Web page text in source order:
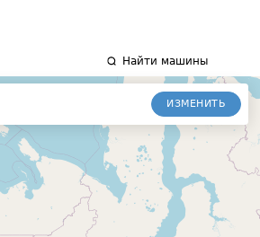
Найти машины
ИЗМЕНИТЬ